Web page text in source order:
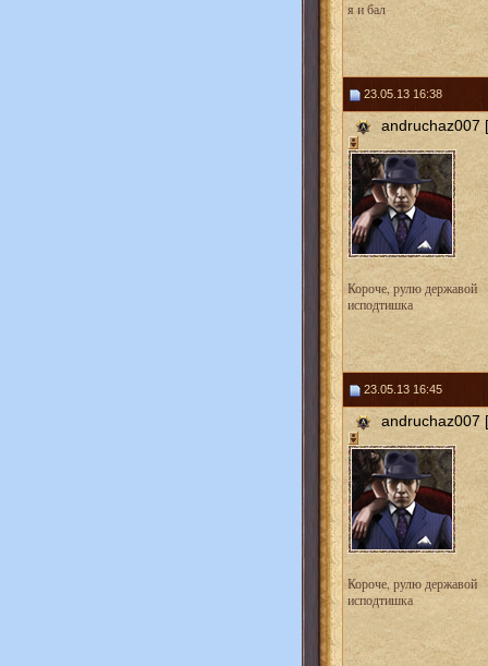
я и бал
23.05.13 16:38
andruchaz007
Короче, рулю державой
исподтишка
23.05.13 16:45
andruchaz007
Короче, рулю державой
исподтишка